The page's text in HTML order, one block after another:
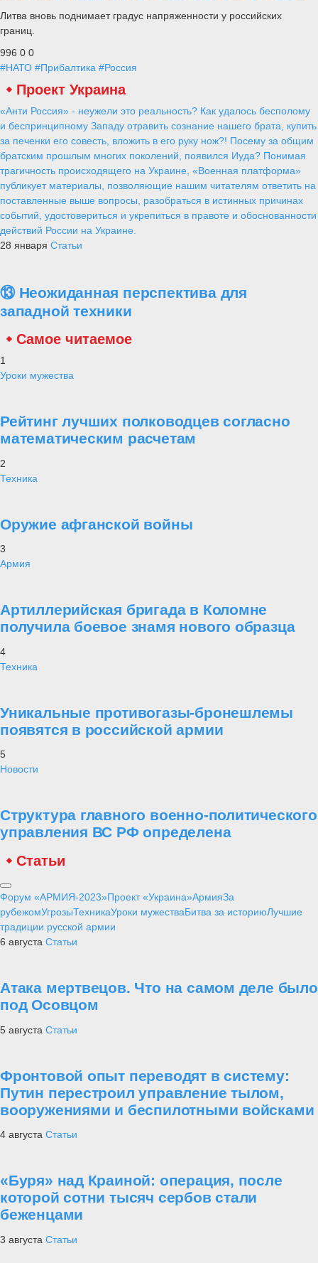
Литва вновь поднимает градус напряженности у российских
границ.
996 0 0
#НАТО #Прибалтика #Россия
Проект Украина
«Анти Россия» - неужели это реальность? Как удалось бесполому
и беспринципному Западу отравить сознание нашего брата, купить
за печенки его совесть, вложить в его руку нож?! Посему за общим
братским прошлым многих поколений, появился Иуда? Понимая
трагичность происходящего на Украине, «Военная платформа»
публикует материалы, позволяющие нашим читателям ответить на
поставленные выше вопросы, разобраться в истинных причинах
событий, удостовериться и укрепиться в правоте и обоснованности
действий России на Украине.
28 января Статьи
⑬ Неожиданная перспектива для
западной техники
Самое читаемое
1
Уроки мужества
Рейтинг лучших полководцев согласно
математическим расчетам
2
Техника
Оружие афганской войны
3
Армия
Артиллерийская бригада в Коломне
получила боевое знамя нового образца
4
Техника
Уникальные противогазы-бронешлемы
появятся в российской армии
5
Новости
Структура главного военно-политического
управления ВС РФ определена
Статьи
Форум «АРМИЯ-2023»Проект «Украина»АрмияЗа
рубежомУгрозыТехникаУроки мужестваБитва за историюЛучшие
традиции русской армии
6 августа Статьи
Атака мертвецов. Что на самом деле было
под Осовцом
5 августа Статьи
Фронтовой опыт переводят в систему:
Путин перестроил управление тылом,
вооружениями и беспилотными войсками
4 августа Статьи
«Буря» над Краиной: операция, после
которой сотни тысяч сербов стали
беженцами
3 августа Статьи